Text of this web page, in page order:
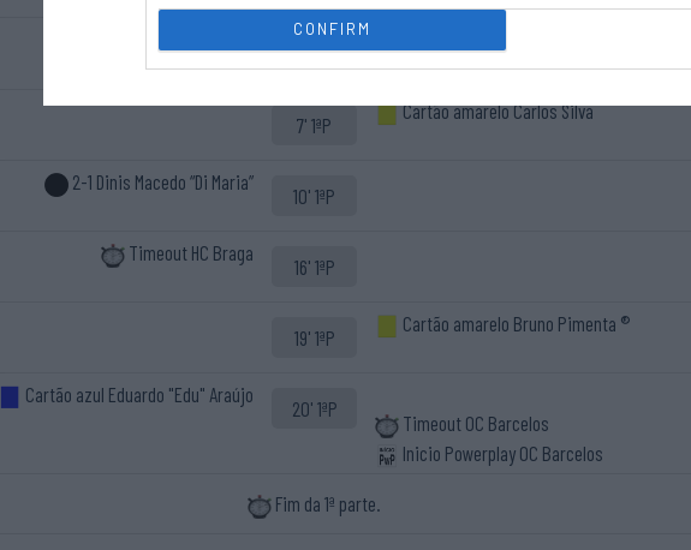
CONFIRM
7' 1ªP
Timeout OC Barcelos
7' 1ªP
Cartão amarelo Carlos Silva
2-1 Dinis Macedo “Di Maria”
10' 1ªP
Timeout HC Braga
16' 1ªP
19' 1ªP
Cartão amarelo Bruno Pimenta ®
Cartão azul Eduardo "Edu" Araújo
20' 1ªP
Timeout OC Barcelos
Inicio Powerplay OC Barcelos
Fim da 1ª parte.